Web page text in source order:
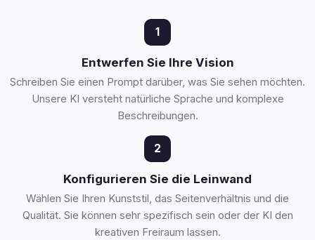
1
Entwerfen Sie Ihre Vision
Schreiben Sie einen Prompt darüber, was Sie sehen möchten.
Unsere KI versteht natürliche Sprache und komplexe
Beschreibungen.
2
Konfigurieren Sie die Leinwand
Wählen Sie Ihren Kunststil, das Seitenverhältnis und die
Qualität. Sie können sehr spezifisch sein oder der KI den
kreativen Freiraum lassen.